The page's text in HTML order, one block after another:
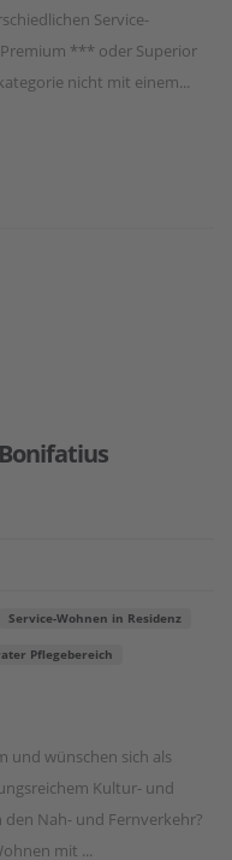
Service-
*** oder Superior
nicht mit einem...
Service-Wohnen in Residenz
Pflegebereich
und wünschen sich als
Kultur- und
Nah- und Fernverkehr?
mit ...